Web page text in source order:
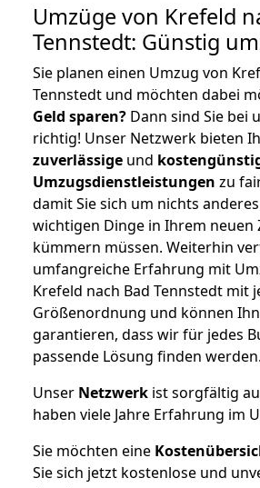
Umzüge von Krefeld
Tennstedt: Günstig
Sie planen einen Umzug von
Tennstedt und möchten dabei
Geld sparen? Dann sind Sie bei
richtig! Unser Netzwerk bieten
zuverlässige und
Umzugsdienstleistungen zu
damit Sie sich um nichts
wichtigen Dinge in Ihrem neuen
kümmern müssen. Weiterhin
umfangreiche Erfahrung mit
Krefeld nach Bad Tennstedt mit
Größenordnung und können
garantieren, dass wir für jedes
passende Lösung finden werden.
Unser Netzwerk ist sorgfältig
haben viele Jahre Erfahrung im
Sie möchten eine
Sie sich jetzt kostenlose und